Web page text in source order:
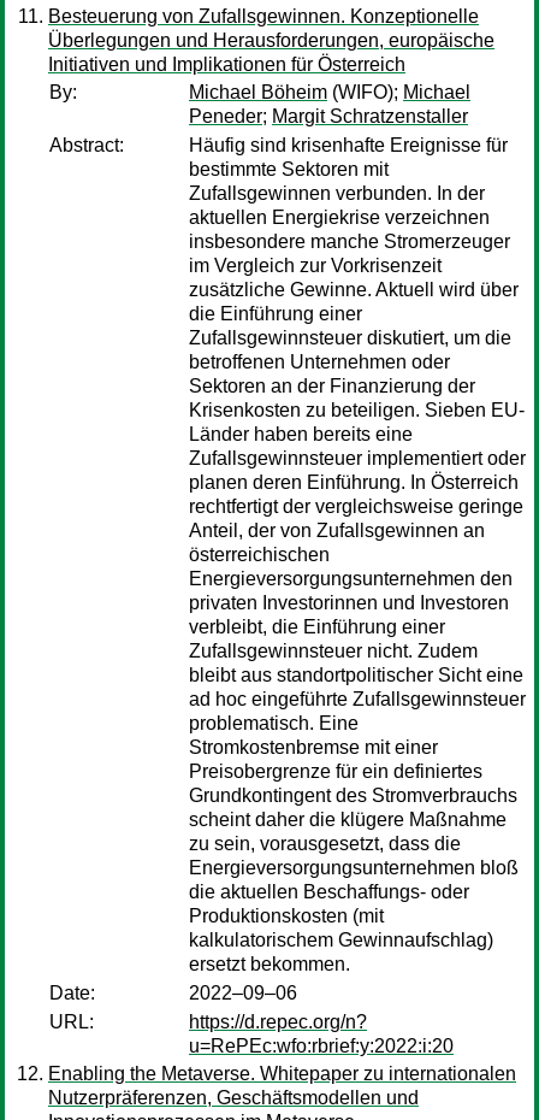
Besteuerung von Zufallsgewinnen. Konzeptionelle
Überlegungen und Herausforderungen, europäische
Initiativen und Implikationen für Österreich
By:
Michael Böheim (WIFO); Michael
Peneder; Margit Schratzenstaller
Abstract:
Häufig sind krisenhafte Ereignisse für
bestimmte Sektoren mit
Zufallsgewinnen verbunden. In der
aktuellen Energiekrise verzeichnen
insbesondere manche Stromerzeuger
im Vergleich zur Vorkrisenzeit
zusätzliche Gewinne. Aktuell wird über
die Einführung einer
Zufallsgewinnsteuer diskutiert, um die
betroffenen Unternehmen oder
Sektoren an der Finanzierung der
Krisenkosten zu beteiligen. Sieben EU-
Länder haben bereits eine
Zufallsgewinnsteuer implementiert oder
planen deren Einführung. In Österreich
rechtfertigt der vergleichsweise geringe
Anteil, der von Zufallsgewinnen an
österreichischen
Energieversorgungsunternehmen den
privaten Investorinnen und Investoren
verbleibt, die Einführung einer
Zufallsgewinnsteuer nicht. Zudem
bleibt aus standortpolitischer Sicht eine
ad hoc eingeführte Zufallsgewinnsteuer
problematisch. Eine
Stromkostenbremse mit einer
Preisobergrenze für ein definiertes
Grundkontingent des Stromverbrauchs
scheint daher die klügere Maßnahme
zu sein, vorausgesetzt, dass die
Energieversorgungsunternehmen bloß
die aktuellen Beschaffungs- oder
Produktionskosten (mit
kalkulatorischem Gewinnaufschlag)
ersetzt bekommen.
Date:
2022–09–06
URL:
https://d.repec.org/n?
u=RePEc:wfo:rbrief:y:2022:i:20
Enabling the Metaverse. Whitepaper zu internationalen
Nutzerpräferenzen, Geschäftsmodellen und